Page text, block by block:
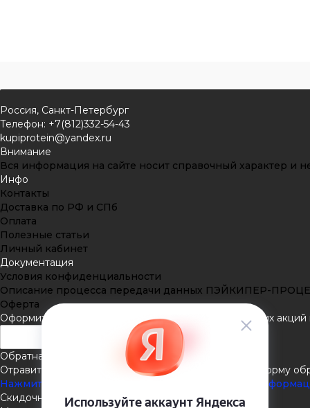
Россия, Санкт-Петербург
Телефон: +7(812)332-54-43
kupiprotein@yandex.ru
Внимание
Вся информация на сайте носит справочный характер и
Инфо
Контакты
Доставка по РФ и СПб
Оплата
Полезные статьи
Личный кабинет
Документация
Условия конфиденциальности
Описание процесса передачи данных ПЭЙКИПЕР-
Оферта
Оформить подписку
Подпишитесь на рассылку наших
Обратная связь
Отравить нам сообщение или задать вопрос через форму
Нажмите здесь для получения дополнительной
Скидочная система